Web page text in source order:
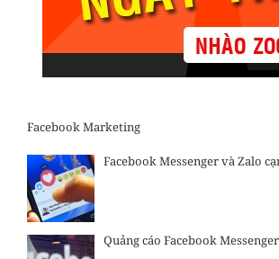
Facebook Marketing
Facebook Messenger và Zalo
Quảng cáo Facebook